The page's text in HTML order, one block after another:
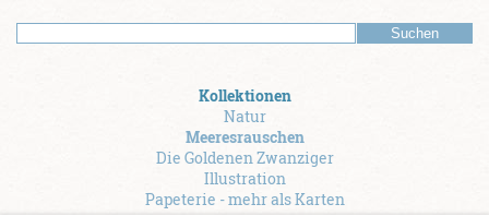
Kollektionen
Natur
Meeresrauschen
Die Goldenen Zwanziger
Illustration
Papeterie - mehr als Karten